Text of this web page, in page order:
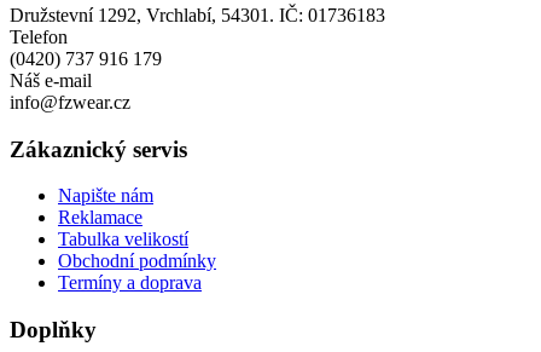
Družstevní 1292, Vrchlabí, 54301. IČ: 01736183
Telefon
(0420) 737 916 179
Náš e-mail
info@fzwear.cz
Zákaznický servis
Napište nám
Reklamace
Tabulka velikostí
Obchodní podmínky
Termíny a doprava
Doplňky